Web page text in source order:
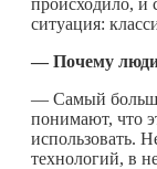
ситуация:
— Почему люди
— Самый
понимают, что
использовать.
технологий, в